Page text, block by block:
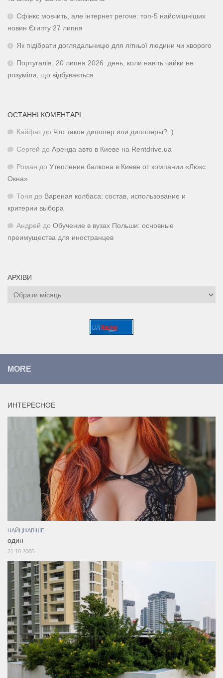
Сфінкс мовчить, але інтернет регоче: топ-5 найсмішніших
новин Єгипту 27 липня
Як підібрати доглядальницю для літньої людини чи хворого
Португалія, 20 липня 2026: день, коли навіть чайки не
розуміли, що відбувається
ОСТАННІ КОМЕНТАРІ
Кайфат до Что такое дипопер или дипоперы? :)
Сергей до Аренда авто в Киеве на Rentdrive.ua
Роман до Утепление балкона в Киеве от компании «Люкс
Окна»
Тоня до Вареная колбаса: состав, использование и
критерии выбора
Андрей до Обучение в вузах Польши: основные
преимущества для иностранцев
АРХІВИ
Архіви
MORE
ИНТЕРЕСНОЕ
НАЙЦІКАВІШЕ
один
21.10.2005